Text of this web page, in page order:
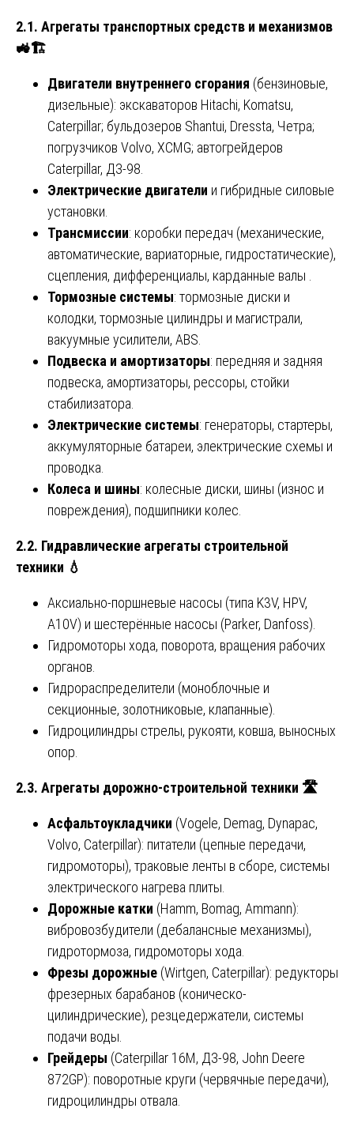
2.1. Агрегаты транспортных средств и механизмов
🚜🏗
Двигатели внутреннего сгорания (бензиновые,
дизельные): экскаваторов Hitachi, Komatsu,
Caterpillar; бульдозеров Shantui, Dressta, Четра;
погрузчиков Volvo, XCMG; автогрейдеров
Caterpillar, ДЗ-98.
Электрические двигатели и гибридные силовые
установки.
Трансмиссии: коробки передач (механические,
автоматические, вариаторные, гидростатические),
сцепления, дифференциалы, карданные валы .
Тормозные системы: тормозные диски и
колодки, тормозные цилиндры и магистрали,
вакуумные усилители, ABS.
Подвеска и амортизаторы: передняя и задняя
подвеска, амортизаторы, рессоры, стойки
стабилизатора.
Электрические системы: генераторы, стартеры,
аккумуляторные батареи, электрические схемы и
проводка.
Колеса и шины: колесные диски, шины (износ и
повреждения), подшипники колес.
2.2. Гидравлические агрегаты строительной
техники 💧
Аксиально-поршневые насосы (типа K3V, HPV,
A10V) и шестерённые насосы (Parker, Danfoss).
Гидромоторы хода, поворота, вращения рабочих
органов.
Гидрораспределители (моноблочные и
секционные, золотниковые, клапанные).
Гидроцилиндры стрелы, рукояти, ковша, выносных
опор.
2.3. Агрегаты дорожно-строительной техники 🛣
Асфальтоукладчики (Vogele, Demag, Dynapac,
Volvo, Caterpillar): питатели (цепные передачи,
гидромоторы), траковые ленты в сборе, системы
электрического нагрева плиты.
Дорожные катки (Hamm, Bomag, Ammann):
вибровозбудители (дебалансные механизмы),
гидротормоза, гидромоторы хода.
Фрезы дорожные (Wirtgen, Caterpillar): редукторы
фрезерных барабанов (коническо-
цилиндрические), резцедержатели, системы
подачи воды.
Грейдеры (Caterpillar 16M, ДЗ-98, John Deere
872GP): поворотные круги (червячные передачи),
гидроцилиндры отвала.